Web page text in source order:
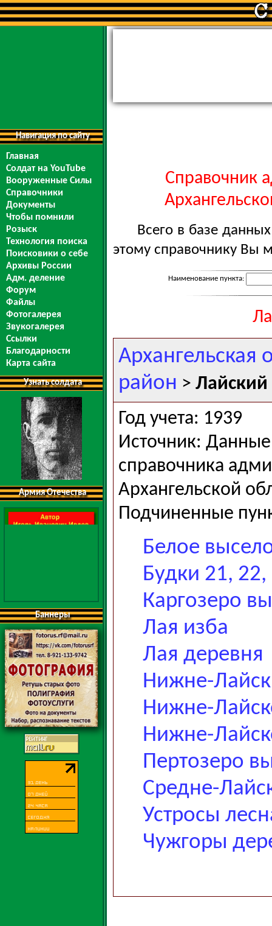
Навигация по сайту
Главная
Солдат на YouTube
Вооруженные Силы
Справочники
Документы
Чтобы помнили
Розыск
Технология поиска
Поисковики о себе
Архивы России
Адм. деление
Форум
Файлы
Фотогалерея
Звукогалерея
Ссылки
Благодарности
Карта сайта
Узнать солдата
Армия Отечества
Баннеры
Справочник
Всего в базе
этому справочнику Вы
Наименование пункта:
Архангельская
район > Лайский
Год учета: 1939
Источник:
справочника
Архангельской
Подчиненные
Белое
Будки 21,
Каргозеро
Лая изба
Лая деревня
Нижне-
Нижне-
Нижне-
Пертозеро
Средне-
Устросы
Чужгоры